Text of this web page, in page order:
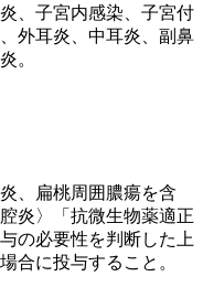
、子宮内感染、子宮付
外耳炎、中耳炎、副鼻
。
、扁桃周囲膿瘍を含
炎〉「抗微生物薬適正
の必要性を判断した上
合に投与すること。